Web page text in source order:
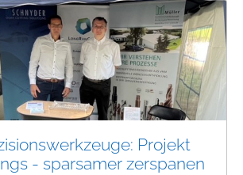
Projekt
- sparsamer zerspanen